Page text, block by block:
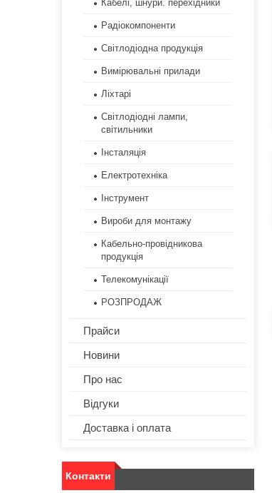
Кабелі, шнури. перехідники
Радіокомпоненти
Світлодіодна продукція
Вимірювальні прилади
Ліхтарі
Світлодіодні лампи,
світильники
Інсталяція
Електротехніка
Інструмент
Вироби для монтажу
Кабельно-провідникова
продукція
Телекомунікації
РОЗПРОДАЖ
Прайси
Новини
Про нас
Відгуки
Доставка і оплата
Контакти